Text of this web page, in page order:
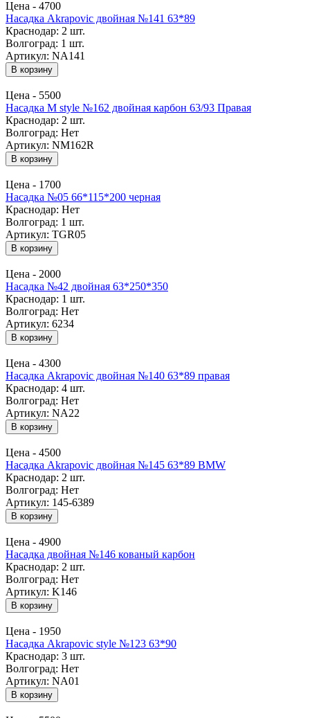
Цена - 4700
Насадка Akrapovic двойная №141 63*89
Краснодар: 2 шт.
Волгоград: 1 шт.
Артикул: NA141
В корзину
Цена - 5500
Насадка M style №162 двойная карбон 63/93 Правая
Краснодар: 2 шт.
Волгоград: Нет
Артикул: NM162R
В корзину
Цена - 1700
Насадка №05 66*115*200 черная
Краснодар: Нет
Волгоград: 1 шт.
Артикул: TGR05
В корзину
Цена - 2000
Насадка №42 двойная 63*250*350
Краснодар: 1 шт.
Волгоград: Нет
Артикул: 6234
В корзину
Цена - 4300
Насадка Akrapovic двойная №140 63*89 правая
Краснодар: 4 шт.
Волгоград: Нет
Артикул: NA22
В корзину
Цена - 4500
Насадка Akrapovic двойная №145 63*89 BMW
Краснодар: 2 шт.
Волгоград: Нет
Артикул: 145-6389
В корзину
Цена - 4900
Насадка двойная №146 кованый карбон
Краснодар: 2 шт.
Волгоград: Нет
Артикул: K146
В корзину
Цена - 1950
Насадка Akrapovic style №123 63*90
Краснодар: 3 шт.
Волгоград: Нет
Артикул: NA01
В корзину